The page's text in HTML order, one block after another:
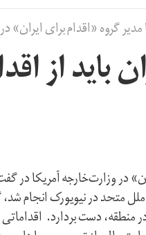
گروه «اقدام برای ایران»
باید از
در وزارت‌خارجه آمریکا در
متحد در نیویورک انجام
منطقه، دست بردارد.